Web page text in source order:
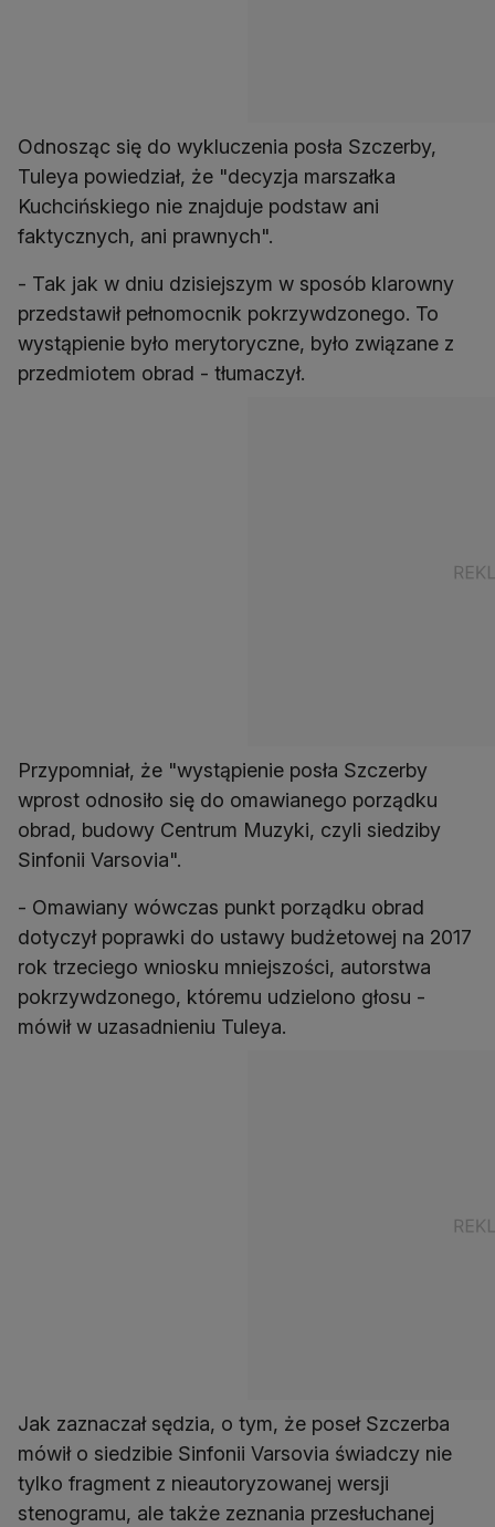
Odnosząc się do wykluczenia posła Szczerby,
Tuleya powiedział, że "decyzja marszałka
Kuchcińskiego nie znajduje podstaw ani
faktycznych, ani prawnych".
- Tak jak w dniu dzisiejszym w sposób klarowny
przedstawił pełnomocnik pokrzywdzonego. To
wystąpienie było merytoryczne, było związane z
przedmiotem obrad - tłumaczył.
Przypomniał, że "wystąpienie posła Szczerby
wprost odnosiło się do omawianego porządku
obrad, budowy Centrum Muzyki, czyli siedziby
Sinfonii Varsovia".
- Omawiany wówczas punkt porządku obrad
dotyczył poprawki do ustawy budżetowej na 2017
rok trzeciego wniosku mniejszości, autorstwa
pokrzywdzonego, któremu udzielono głosu -
mówił w uzasadnieniu Tuleya.
Jak zaznaczał sędzia, o tym, że poseł Szczerba
mówił o siedzibie Sinfonii Varsovia świadczy nie
tylko fragment z nieautoryzowanej wersji
stenogramu, ale także zeznania przesłuchanej